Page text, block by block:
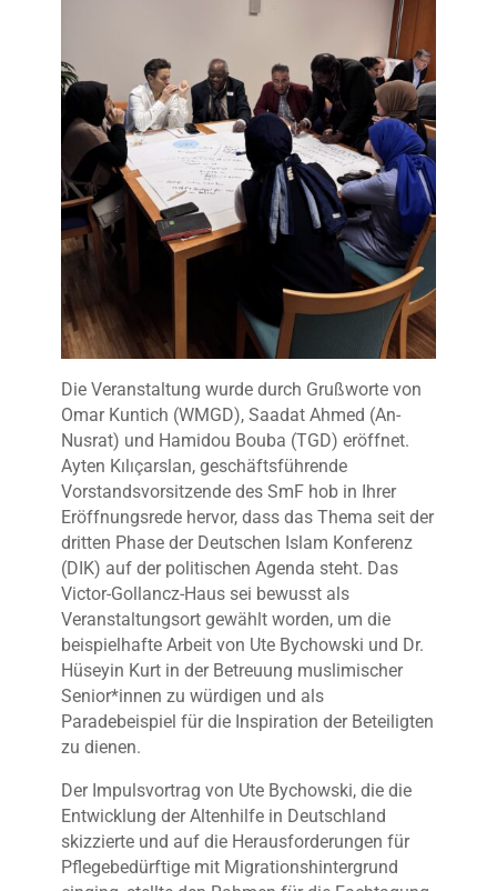
Die Veranstaltung wurde durch Grußworte von
Omar Kuntich (WMGD), Saadat Ahmed (An-
Nusrat) und Hamidou Bouba (TGD) eröffnet.
Ayten Kılıçarslan, geschäftsführende
Vorstandsvorsitzende des SmF hob in Ihrer
Eröffnungsrede hervor, dass das Thema seit der
dritten Phase der Deutschen Islam Konferenz
(DIK) auf der politischen Agenda steht. Das
Victor-Gollancz-Haus sei bewusst als
Veranstaltungsort gewählt worden, um die
beispielhafte Arbeit von Ute Bychowski und Dr.
Hüseyin Kurt in der Betreuung muslimischer
Senior*innen zu würdigen und als
Paradebeispiel für die Inspiration der Beteiligten
zu dienen.
Der Impulsvortrag von Ute Bychowski, die die
Entwicklung der Altenhilfe in Deutschland
skizzierte und auf die Herausforderungen für
Pflegebedürftige mit Migrationshintergrund